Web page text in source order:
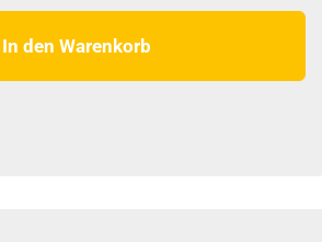
In den Warenkorb